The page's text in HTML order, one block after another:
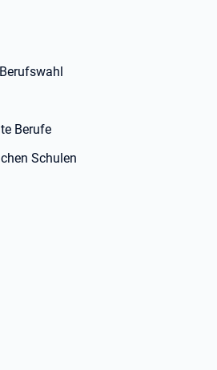
Berufe
Schulen